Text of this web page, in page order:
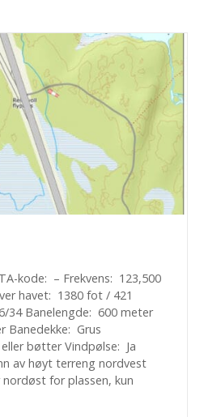
kode: – Frekvens: 123,500
havet: 1380 fot / 421
34 Banelengde: 600 meter
Banedekke: Grus
bøtter Vindpølse: Ja
av høyt terreng nordvest
for plassen, kun